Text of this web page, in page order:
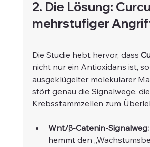
2. Die Lösung:
mehrstufiger
Die Studie hebt hervor, dass
nicht nur ein Antioxidans ist,
ausgeklügelter molekularer
stört genau die Signalwege, die
Krebsstammzellen zum
Wnt/β-Catenin-Signalweg:
hemmt den